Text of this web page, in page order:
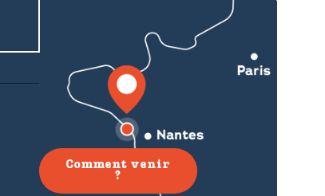
Comment venir
?